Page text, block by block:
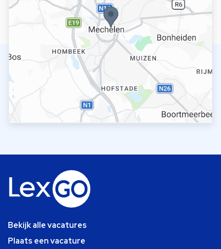
Bekijk alle vacatures
Plaats een vacature